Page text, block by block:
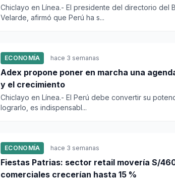
Chiclayo en Línea.- El presidente del directorio del
Velarde, afirmó que Perú ha s...
ECONOMÍA hace 3 semanas
Adex propone poner en marcha una
y el crecimiento
Chiclayo en Línea.- El Perú debe convertir su
lograrlo, es indispensabl...
ECONOMÍA hace 3 semanas
Fiestas Patrias: sector retail movería S/
comerciales crecerían hasta 15 %